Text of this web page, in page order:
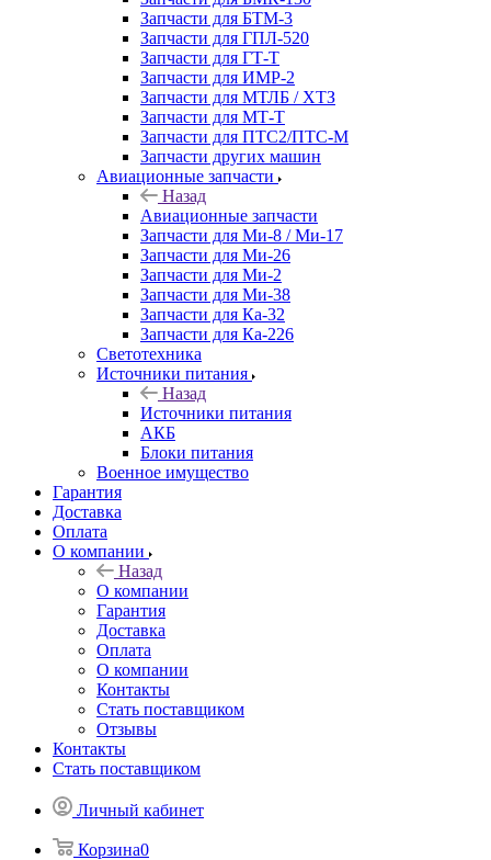
Запчасти для БТМ-3
Запчасти для ГПЛ-520
Запчасти для ГТ-Т
Запчасти для ИМР-2
Запчасти для МТЛБ / ХТЗ
Запчасти для МТ-Т
Запчасти для ПТС2/ПТС-М
Запчасти других машин
Авиационные запчасти
Назад
Авиационные запчасти
Запчасти для Ми-8 / Ми-17
Запчасти для Ми-26
Запчасти для Ми-2
Запчасти для Ми-38
Запчасти для Ка-32
Запчасти для Ка-226
Светотехника
Источники питания
Назад
Источники питания
АКБ
Блоки питания
Военное имущество
Гарантия
Доставка
Оплата
О компании
Назад
О компании
Гарантия
Доставка
Оплата
О компании
Контакты
Стать поставщиком
Отзывы
Контакты
Стать поставщиком
Личный кабинет
Корзина0